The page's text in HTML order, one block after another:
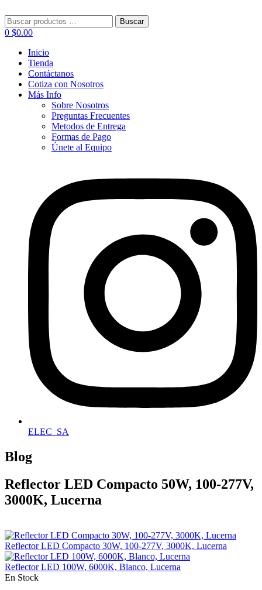
Buscar:
Buscar
0 $0.00
Inicio
Tienda
Contáctanos
Cotiza con Nosotros
Más Info
Sobre Nosotros
Preguntas Frecuentes
Metodos de Entrega
Formas de Pago
Únete al Equipo
ELEC_SA
Blog
Reflector LED Compacto 50W, 100-277V,
3000K, Lucerna
Reflector LED Compacto 30W, 100-277V, 3000K, Lucerna
Reflector LED 100W, 6000K, Blanco, Lucerna
En Stock